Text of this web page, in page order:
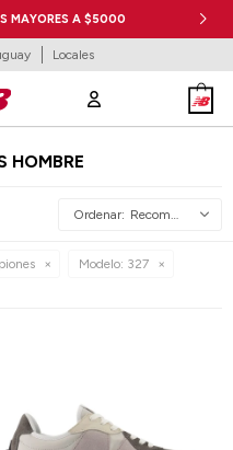
MAYORES A $5000
Locales
HOMBRE
Recomendados
Modelo: 327